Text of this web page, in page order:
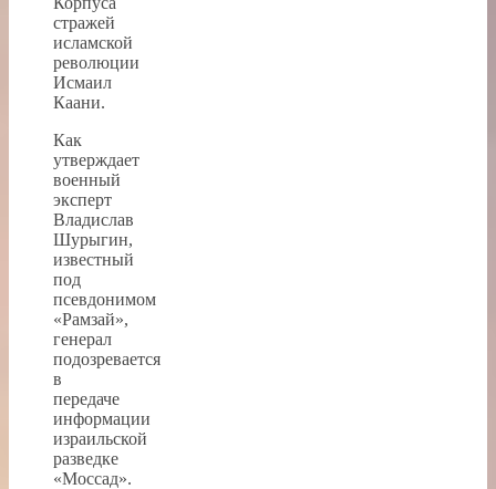
стражей
исламской
революции
Исмаил
Каани.
Как
утверждает
военный
эксперт
Владислав
Шурыгин,
известный
под
псевдонимом
«Рамзай»,
генерал
подозревается
в
передаче
информации
израильской
разведке
«Моссад».